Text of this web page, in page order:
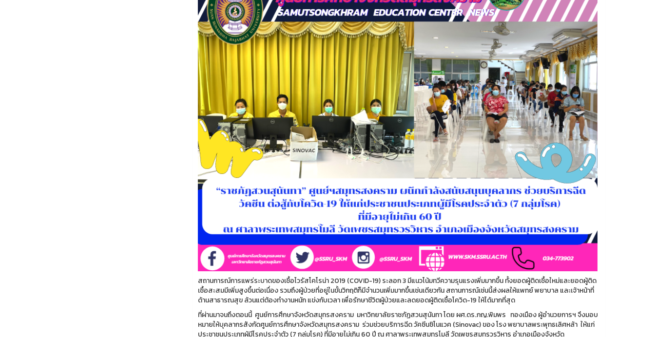
สถานการณ์การแพร่ระบาดของเชื้อไวรัสโคโรน่า 2019 (COVID-19) ระลอก 3 มีแนวโน้มทวีความรุนแรงเพิ่มมากขึ้น ทั้งยอดผู้ติดเชื้อใหม่และยอดผู้ติด
เชื้อสะสมมีเพิ่มสูงขึ้นต่อเนื่อง รวมถึงผู้ป่วยที่อยู่ในขั้นวิกฤติก็มีจำนวนเพิ่มมากขึ้นเช่นเดียวกัน สถานการณ์เช่นนี้ส่งผลให้แพทย์ พยาบาล และเจ้าหน้าที่
ด้านสาธารณสุข ล้วนแต่ต้องทำงานหนัก แข่งกับเวลา เพื่อรักษาชีวิตผู้ป่วยและลดยอดผู้ติดเชื้อโควิด-19 ให้ได้มากที่สุด
ที่ผ่านมาจนถึงตอนนี้ ศูนย์การศึกษาจังหวัดสมุทรสงคราม มหาวิทยาลัยราชภัฏสวนสุนันทา โดย ผศ.ดร.ภญ.พิมพร ทองเมือง ผู้อำนวยการฯ จึงมอบ
หมายให้บุคลากรสังกัดศูนย์การศึกษาจังหวัดสมุทรสงคราม ร่วมช่วยบริการฉีด วัคซีนซิโนแวค (Sinovac) ของ โรง พยาบาลพระพุทธเลิศหล้า ให้แก่
ประชาชนประเภทผู้มีโรคประจำตัว (7 กลุ่มโรค) ที่มีอายุไม่เกิน 60 ปี ณ ศาลาพระเทพสมุทรโมลี วัดเพชรสมุทรวรวิหาร อำเภอเมืองจังหวัด